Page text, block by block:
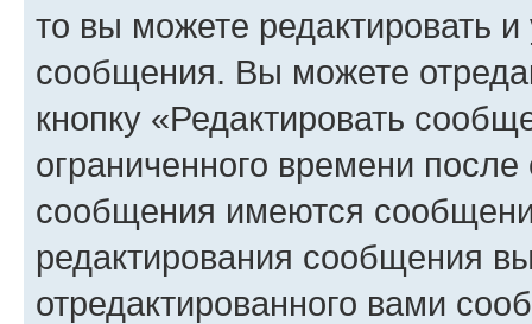
то вы можете редактировать
сообщения. Вы можете
кнопку «Редактировать
ограниченного времени
сообщения имеются
редактирования сообщения
отредактированного вами